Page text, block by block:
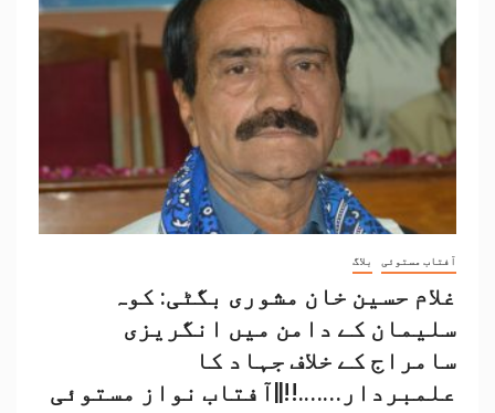
آفتاب مستوئی بلاگ
غلام حسین خان مشوری بگٹی: کوہ
سلیمان کے دامن میں انگریزی
سامراج کے خلاف جہاد کا
علمبردار…….!!||آفتاب نواز مستوئی